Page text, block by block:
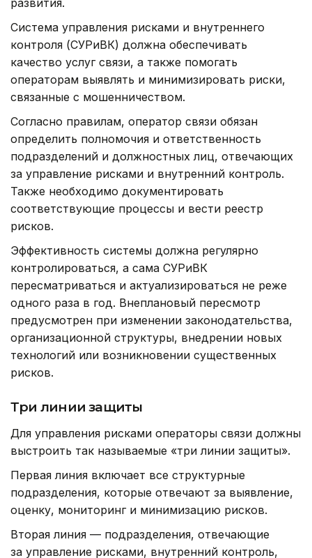
Система управления рисками и внутреннего
контроля (СУРиВК) должна обеспечивать
качество услуг связи, а также помогать
операторам выявлять и минимизировать риски,
связанные с мошенничеством.
Согласно правилам, оператор связи обязан
определить полномочия и ответственность
подразделений и должностных лиц, отвечающих
за управление рисками и внутренний контроль.
Также необходимо документировать
соответствующие процессы и вести реестр
рисков.
Эффективность системы должна регулярно
контролироваться, а сама СУРиВК
пересматриваться и актуализироваться не реже
одного раза в год. Внеплановый пересмотр
предусмотрен при изменении законодательства,
организационной структуры, внедрении новых
технологий или возникновении существенных
рисков.
Три линии защиты
Для управления рисками операторы связи должны
выстроить так называемые «три линии защиты».
Первая линия включает все структурные
подразделения, которые отвечают за выявление,
оценку, мониторинг и минимизацию рисков.
Вторая линия — подразделения, отвечающие
за управление рисками, внутренний контроль,